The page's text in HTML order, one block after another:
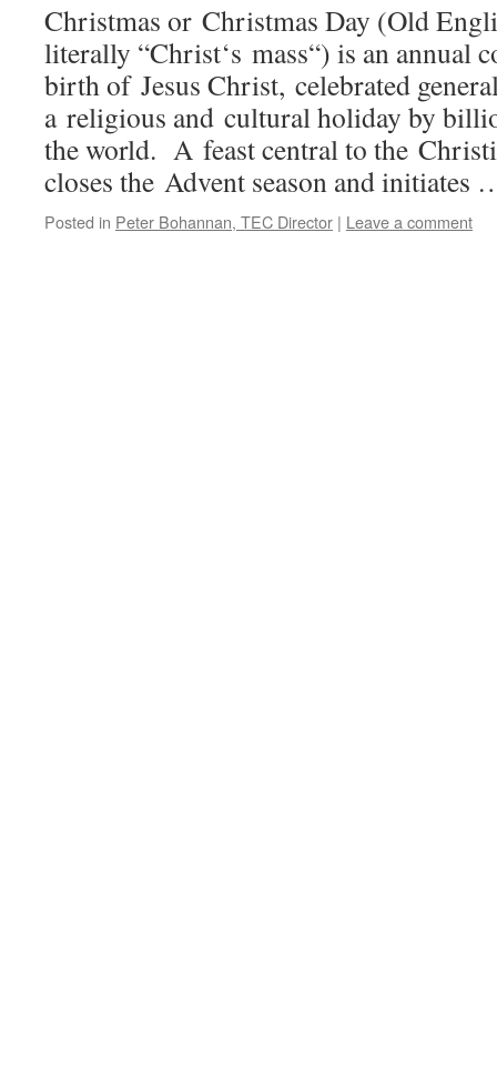
Christmas or Christmas Day (Old
literally “Christ‘s mass“) is an annual
birth of Jesus Christ, celebrated
a religious and cultural holiday by
the world. A feast central to the
closes the Advent season and
Posted in Peter Bohannan, TEC Director | Leave a comment